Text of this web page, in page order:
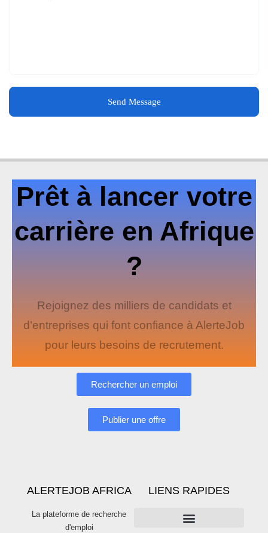
Send Message
Prêt à lancer votre
carrière en Afrique
?
Rejoignez des milliers de candidats et
d’entreprises qui font confiance à AlerteJob
pour leurs besoins de recrutement.
Rechercher un emploi
Publier une offre
ALERTEJOB AFRICA
La plateforme de recherche
d'emploi
LIENS RAPIDES